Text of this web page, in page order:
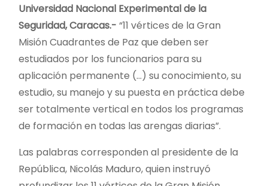
Universidad Nacional Experimental de la
Seguridad, Caracas.- “11 vértices de la Gran
Misión Cuadrantes de Paz que deben ser
estudiados por los funcionarios para su
aplicación permanente (…) su conocimiento, su
estudio, su manejo y su puesta en práctica debe
ser totalmente vertical en todos los programas
de formación en todas las arengas diarias”.
Las palabras corresponden al presidente de la
República, Nicolás Maduro, quien instruyó